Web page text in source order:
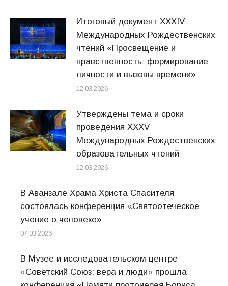
Итоговый документ XXХIV
Международных Рождественских
чтений «Просвещение и
нравственность: формирование
личности и вызовы времени»
12.03.2026
Утверждены тема и сроки
проведения XXXV
Международных Рождественских
образовательных чтений
12.03.2026
В Аванзале Храма Христа Спасителя
состоялась конференция «Святоотеческое
учение о человеке»
07.03.2026
В Музее и исследовательском центре
«Советский Союз: вера и люди» прошла